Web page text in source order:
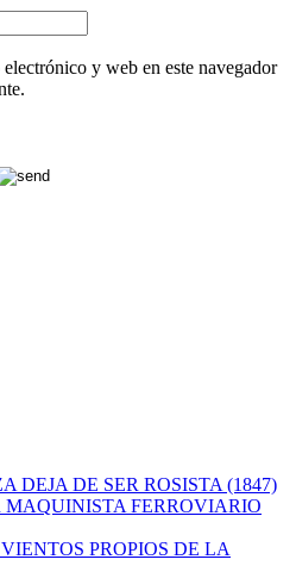
y web en este navegador
DEJA DE SER ROSISTA (1847)
MAQUINISTA FERROVIARIO
PROPIOS DE LA